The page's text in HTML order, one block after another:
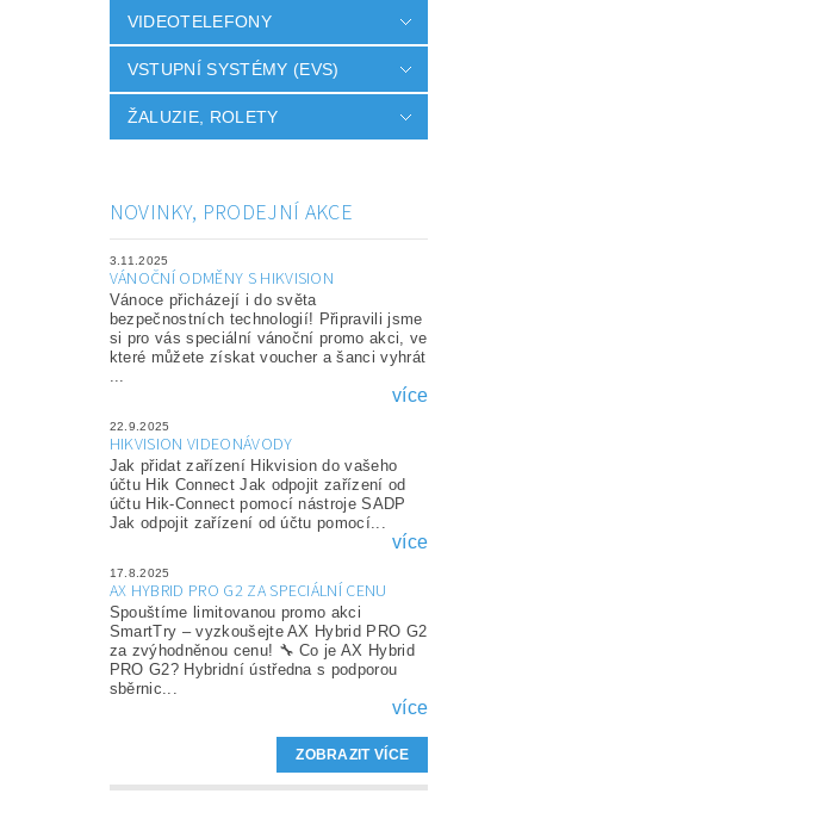
VIDEOTELEFONY
VSTUPNÍ SYSTÉMY (EVS)
ŽALUZIE, ROLETY
NOVINKY, PRODEJNÍ AKCE
3.11.2025
VÁNOČNÍ ODMĚNY S HIKVISION
Vánoce přicházejí i do světa
bezpečnostních technologií! Připravili jsme
si pro vás speciální vánoční promo akci, ve
které můžete získat voucher a šanci vyhrát
...
více
22.9.2025
HIKVISION VIDEONÁVODY
Jak přidat zařízení Hikvision do vašeho
účtu Hik Connect Jak odpojit zařízení od
účtu Hik-Connect pomocí nástroje SADP
Jak odpojit zařízení od účtu pomocí...
více
17.8.2025
AX HYBRID PRO G2 ZA SPECIÁLNÍ CENU
Spouštíme limitovanou promo akci
SmartTry – vyzkoušejte AX Hybrid PRO G2
za zvýhodněnou cenu! 🔧 Co je AX Hybrid
PRO G2? Hybridní ústředna s podporou
sběrnic...
více
ZOBRAZIT VÍCE